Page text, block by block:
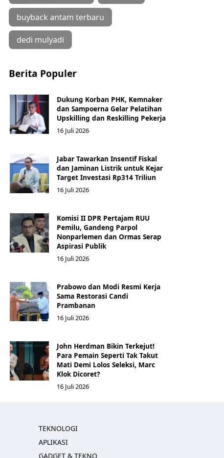
buyback antam terbaru
dedi mulyadi
Berita Populer
Dukung Korban PHK, Kemnaker
dan Sampoerna Gelar Pelatihan
Upskilling dan Reskilling Pekerja
16 Juli 2026
Jabar Tawarkan Insentif Fiskal
dan Jaminan Listrik untuk Kejar
Target Investasi Rp314 Triliun
16 Juli 2026
Komisi II DPR Pertajam RUU
Pemilu, Gandeng Parpol
Nonparlemen dan Ormas Serap
Aspirasi Publik
16 Juli 2026
Prabowo dan Modi Resmi Kerja
Sama Restorasi Candi
Prambanan
16 Juli 2026
John Herdman Bikin Terkejut!
Para Pemain Seperti Tak Takut
Mati Demi Lolos Seleksi, Marc
Klok Dicoret?
16 Juli 2026
TEKNOLOGI
APLIKASI
GADGET & TEKNO